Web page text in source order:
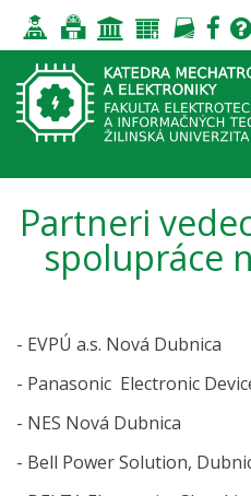
Partneri
spolupráce
- EVPÚ a.s. Nová Dubnica
- Panasonic Electronic
- NES Nová Dubnica
- Bell Power Solution,